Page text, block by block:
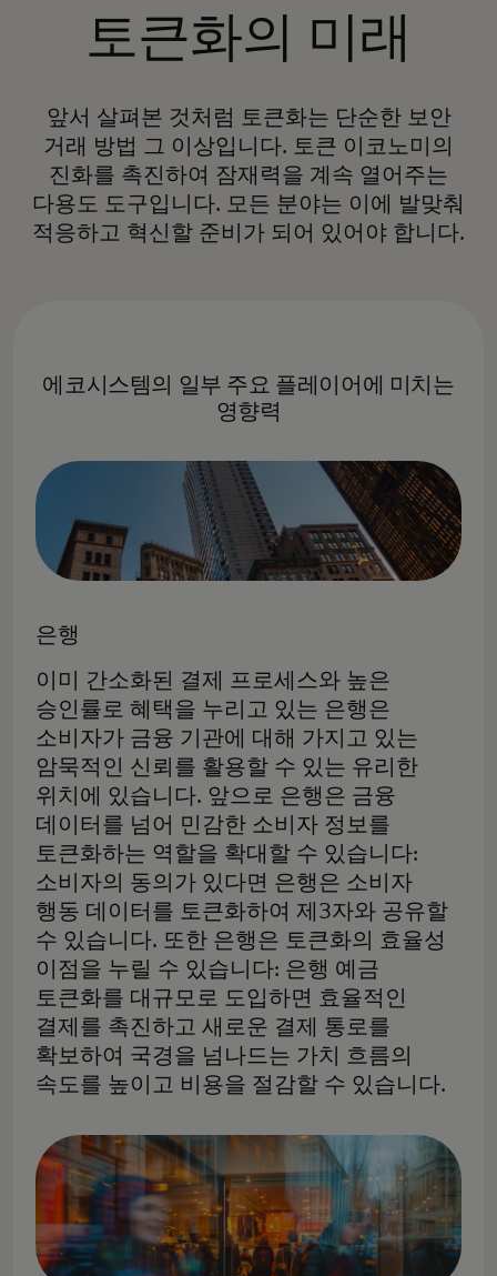
토큰화의 미래
앞서 살펴본 것처럼 토큰화는 단순한 보안
거래 방법 그 이상입니다. 토큰 이코노미의
진화를 촉진하여 잠재력을 계속 열어주는
다용도 도구입니다. 모든 분야는 이에 발맞춰
적응하고 혁신할 준비가 되어 있어야 합니다.
에코시스템의 일부 주요 플레이어에 미치는
영향력
은행
이미 간소화된 결제 프로세스와 높은
승인률로 혜택을 누리고 있는 은행은
소비자가 금융 기관에 대해 가지고 있는
암묵적인 신뢰를 활용할 수 있는 유리한
위치에 있습니다. 앞으로 은행은 금융
데이터를 넘어 민감한 소비자 정보를
토큰화하는 역할을 확대할 수 있습니다:
소비자의 동의가 있다면 은행은 소비자
행동 데이터를 토큰화하여 제3자와 공유할
수 있습니다. 또한 은행은 토큰화의 효율성
이점을 누릴 수 있습니다: 은행 예금
토큰화를 대규모로 도입하면 효율적인
결제를 촉진하고 새로운 결제 통로를
확보하여 국경을 넘나드는 가치 흐름의
속도를 높이고 비용을 절감할 수 있습니다.